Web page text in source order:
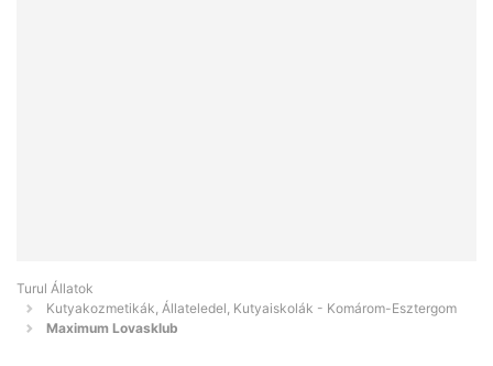
Turul Állatok
Kutyakozmetikák, Állateledel, Kutyaiskolák - Komárom-Esztergom
Maximum Lovasklub